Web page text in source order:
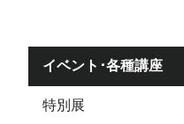
イベント･各種講座
特別展